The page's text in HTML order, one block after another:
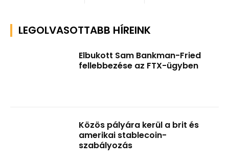
LEGOLVASOTTABB HÍREINK
Elbukott Sam Bankman-Fried
fellebbezése az FTX-ügyben
Közös pályára kerül a brit és
amerikai stablecoin-
szabályozás